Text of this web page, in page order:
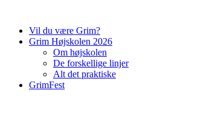
indholdVil du være Grim?
Grim Højskolen 2026
Om højskolen
De forskellige linjer
Alt det praktiske
GrimFest